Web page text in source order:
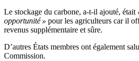
Le stockage du carbone, a-t-il ajouté, était
opportunité » pour les agriculteurs car il
revenus supplémentaire et sûre.
D’autres États membres ont également
Commission.